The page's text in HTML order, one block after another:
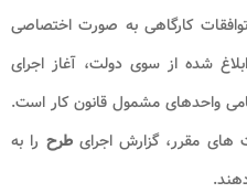
کارگاهی به ‌صورت اختصاصی
شده از سوی دولت، آغاز اجرای
واحدهای مشمول قانون کار است.
های مقرر، گزارش اجرایطرح را به